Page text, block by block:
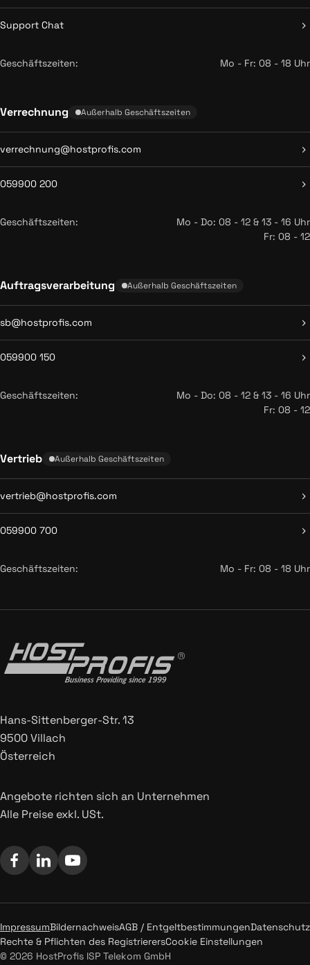
Support Chat
Geschäftszeiten: Mo - Fr: 08 - 18 Uhr
Verrechnung Außerhalb Geschäftszeiten
verrechnung@hostprofis.com
059900 200
Geschäftszeiten:
Mo - Do: 08 - 12 & 13 - 16 Uhr
Fr: 08 - 12
Auftragsverarbeitung Außerhalb Geschäftszeiten
sb@hostprofis.com
059900 150
Geschäftszeiten:
Mo - Do: 08 - 12 & 13 - 16 Uhr
Fr: 08 - 12
Vertrieb Außerhalb Geschäftszeiten
vertrieb@hostprofis.com
059900 700
Geschäftszeiten: Mo - Fr: 08 - 18 Uhr
Hans-Sittenberger-Str. 13
9500 Villach
Österreich
Angebote richten sich an Unternehmen
Alle Preise exkl. USt.
ImpressumBildernachweisAGB / EntgeltbestimmungenDatenschutz
Rechte & Pflichten des RegistrierersCookie Einstellungen
© 2026 HostProfis ISP Telekom GmbH